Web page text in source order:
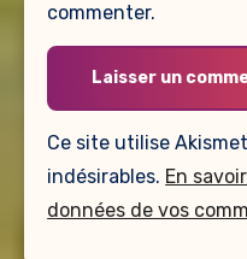
commenter.
Ce site utilise
indésirables. En
données de vos